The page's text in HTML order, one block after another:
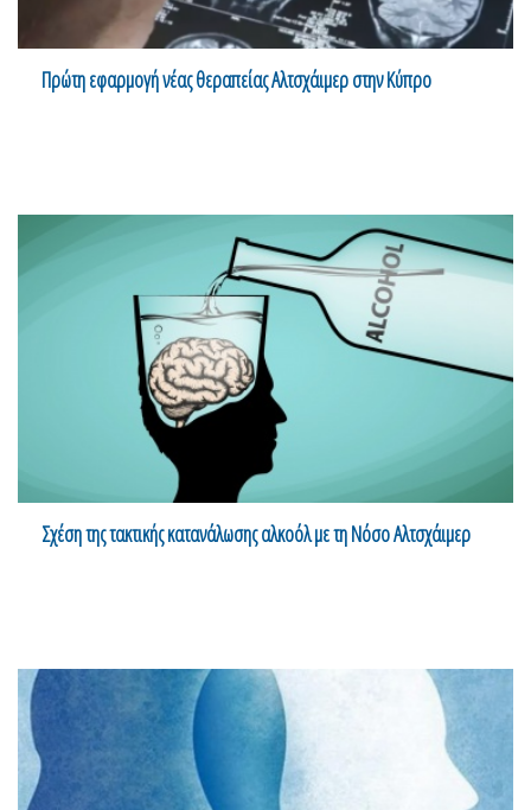
Πρώτη εφαρμογή νέας θεραπείας Αλτσχάιμερ στην Κύπρο
Σχέση της τακτικής κατανάλωσης αλκοόλ με τη Νόσο Αλτσχάιμερ